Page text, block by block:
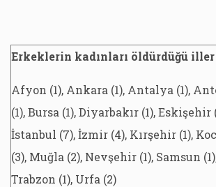
Erkeklerin kadınları öldürdüğü iller
Afyon (1), Ankara (1), Antalya (1),
(1), Bursa (1), Diyarbakır (1), Eskişehir
İstanbul (7), İzmir (4), Kırşehir (1),
(3), Muğla (2), Nevşehir (1), Samsun
Trabzon (1), Urfa (2)